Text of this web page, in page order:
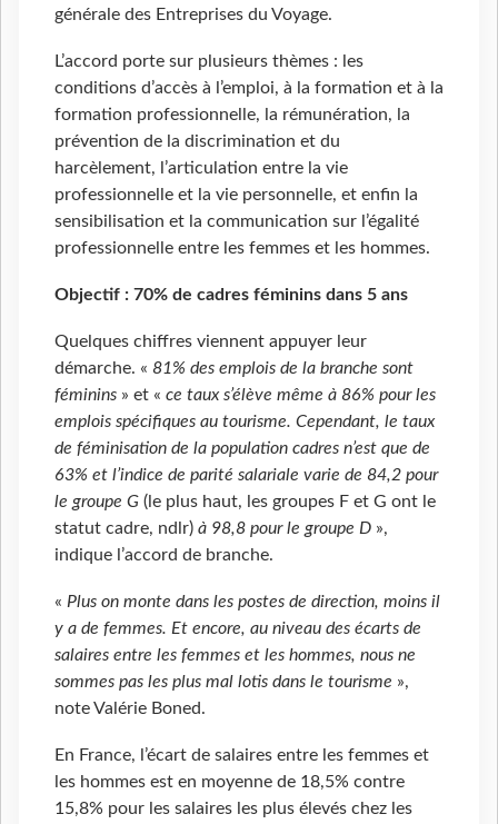
générale des Entreprises du Voyage.
L’accord porte sur plusieurs thèmes : les
conditions d’accès à l’emploi, à la formation et à la
formation professionnelle, la rémunération, la
prévention de la discrimination et du
harcèlement, l’articulation entre la vie
professionnelle et la vie personnelle, et enfin la
sensibilisation et la communication sur l’égalité
professionnelle entre les femmes et les hommes.
Objectif : 70% de cadres féminins dans 5 ans
Quelques chiffres viennent appuyer leur
démarche. « 81% des emplois de la branche sont
féminins » et « ce taux s’élève même à 86% pour les
emplois spécifiques au tourisme. Cependant, le taux
de féminisation de la population cadres n’est que de
63% et l’indice de parité salariale varie de 84,2 pour
le groupe G (le plus haut, les groupes F et G ont le
statut cadre, ndlr) à 98,8 pour le groupe D »,
indique l’accord de branche.
« Plus on monte dans les postes de direction, moins il
y a de femmes. Et encore, au niveau des écarts de
salaires entre les femmes et les hommes, nous ne
sommes pas les plus mal lotis dans le tourisme »,
note Valérie Boned.
En France, l’écart de salaires entre les femmes et
les hommes est en moyenne de 18,5% contre
15,8% pour les salaires les plus élevés chez les